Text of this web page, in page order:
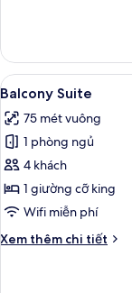
Corner
Suite
Xem
tất
cả
ảnh
Balcony
Suite
8
Balcony Suite
75 mét vuông
1 phòng ngủ
4 khách
1 giường cỡ king
Wifi miễn phí
Xem thêm chi tiết
Chi